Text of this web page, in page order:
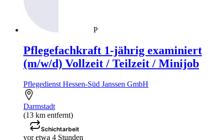
P
Pflegefachkraft 1-jährig examiniert
(m/w/d) Vollzeit / Teilzeit / Minijob
Pflegedienst Hessen-Süd Janssen GmbH
Darmstadt
(13 km entfernt)
Schichtarbeit
vor etwa 4 Stunden